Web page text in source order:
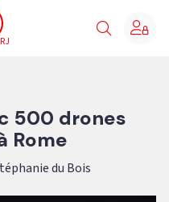
500 drones
Rome
du Bois